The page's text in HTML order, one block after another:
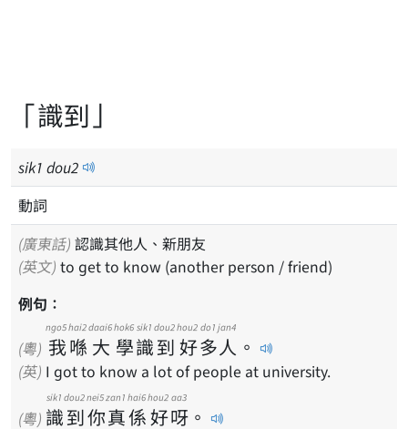
「識到」
sik1 dou2
動詞
(廣東話) 認識其他人、新朋友
(英文) to get to know (another person / friend)
例句：
(粵) 我
ngo5
喺
hai2
大
daai6
學
hok6
識
sik1
到
dou2
好
hou2
多
do1
人
jan4
。
(英) I got to know a lot of people at university.
(粵) 識
sik1
到
dou2
你
nei5
真
zan1
係
hai6
好
hou2
呀
aa3
。